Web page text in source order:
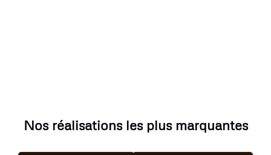
Nos réalisations les plus marquantes